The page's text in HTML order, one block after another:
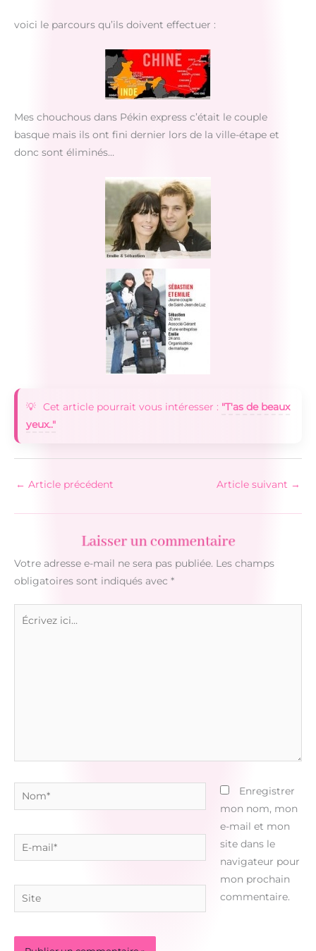
voici le parcours qu’ils doivent effectuer :
Mes chouchous dans Pékin express c’était le couple
basque mais ils ont fini dernier lors de la ville-étape et
donc sont éliminés…
Cet article pourrait vous intéresser : "T'as de beaux
yeux.."
← Article précédent Article suivant →
Laisser un commentaire
Votre adresse e-mail ne sera pas publiée. Les champs
obligatoires sont indiqués avec *
Écrivez
Nom*
E-
mail*
Site
Enregistrer
mon nom, mon
e-mail et mon
site dans le
navigateur pour
mon prochain
commentaire.